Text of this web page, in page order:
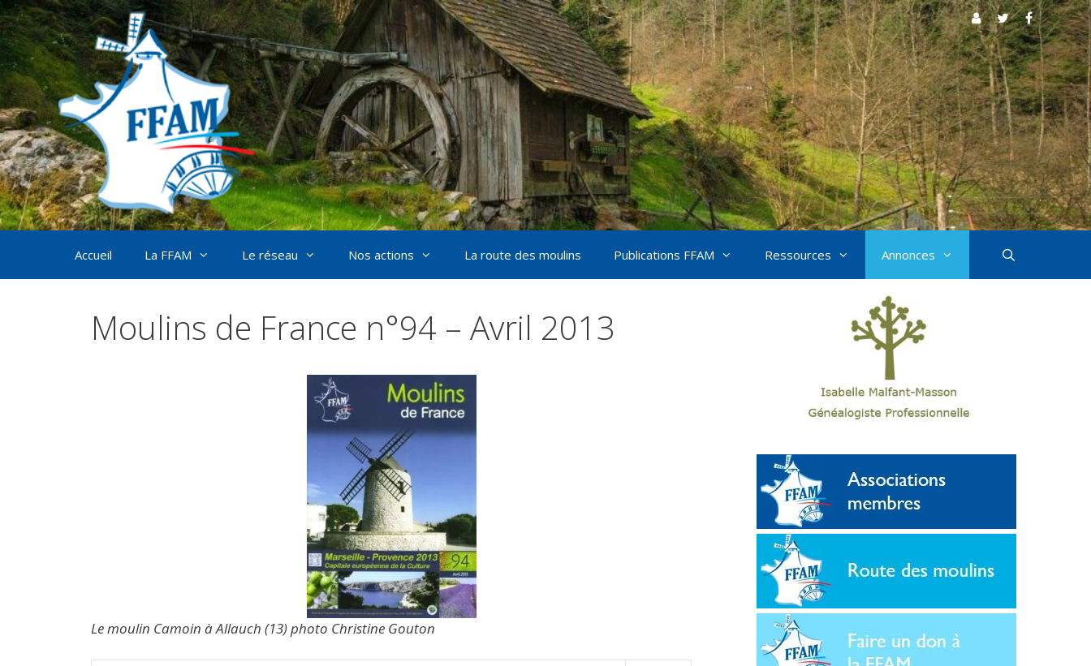
Aller
au
contenu
Accueil La FFAM Le réseau Nos actions La route des moulins Publications FFAM Ressources Annonces
Moulins de France n°94 – Avril 2013
Le moulin Camoin à Allauch (13) photo Christine Gouton